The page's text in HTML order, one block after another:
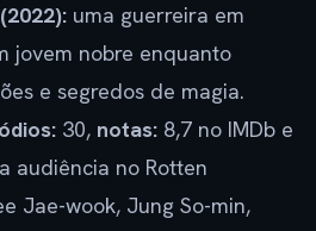
uma guerreira em
jovem nobre enquanto
e segredos de magia.
30, notas: 8,7 no IMDb e
audiência no Rotten
Jae-wook, Jung So-min,